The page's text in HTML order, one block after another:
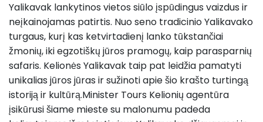
Yalikavak lankytinos vietos siūlo įspūdingus vaizdus ir
neįkainojamas patirtis. Nuo seno tradicinio Yalikavako
turgaus, kurį kas ketvirtadienį lanko tūkstančiai
žmonių, iki egzotiškų jūros pramogų, kaip parasparnių
safaris. Kelionės Yalikavak taip pat leidžia pamatyti
unikalias jūros jūras ir sužinoti apie šio krašto turtingą
istoriją ir kultūrą.Minister Tours Kelionių agentūra
įsikūrusi šiame mieste su malonumu padeda